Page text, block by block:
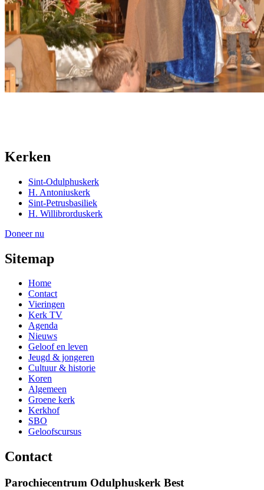
Kerken
Sint-Odulphuskerk
H. Antoniuskerk
Sint-Petrusbasiliek
H. Willibrorduskerk
Doneer nu
Sitemap
Home
Contact
Vieringen
Kerk TV
Agenda
Nieuws
Geloof en leven
Jeugd & jongeren
Cultuur & historie
Koren
Algemeen
Groene kerk
Kerkhof
SBO
Geloofscursus
Contact
Parochiecentrum Odulphuskerk Best